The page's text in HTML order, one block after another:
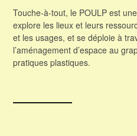
Touche-à-tout, le POULP est
explore les lieux et leurs
et les usages, et se déploie à
l’aménagement d’espace au
pratiques plastiques.